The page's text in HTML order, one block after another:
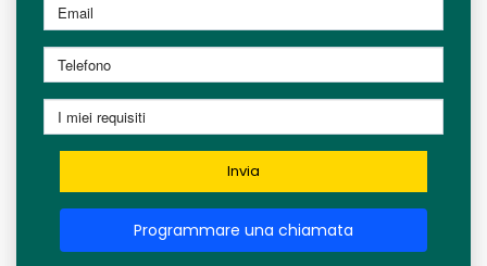
Invia
Programmare una chiamata